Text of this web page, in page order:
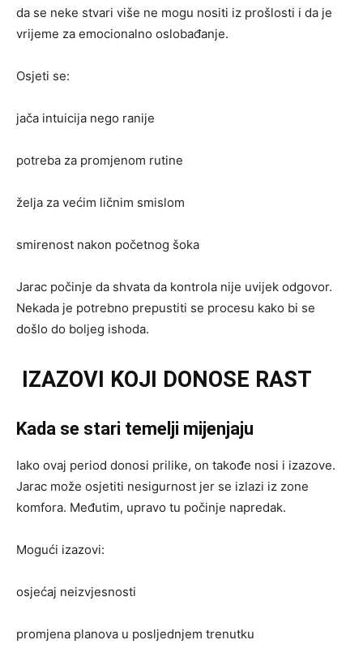
da se neke stvari više ne mogu nositi iz prošlosti i da je
vrijeme za emocionalno oslobađanje.
Osjeti se:
jača intuicija nego ranije
potreba za promjenom rutine
želja za većim ličnim smislom
smirenost nakon početnog šoka
Jarac počinje da shvata da kontrola nije uvijek odgovor.
Nekada je potrebno prepustiti se procesu kako bi se
došlo do boljeg ishoda.
IZAZOVI KOJI DONOSE RAST
Kada se stari temelji mijenjaju
Iako ovaj period donosi prilike, on takođe nosi i izazove.
Jarac može osjetiti nesigurnost jer se izlazi iz zone
komfora. Međutim, upravo tu počinje napredak.
Mogući izazovi:
osjećaj neizvjesnosti
promjena planova u posljednjem trenutku